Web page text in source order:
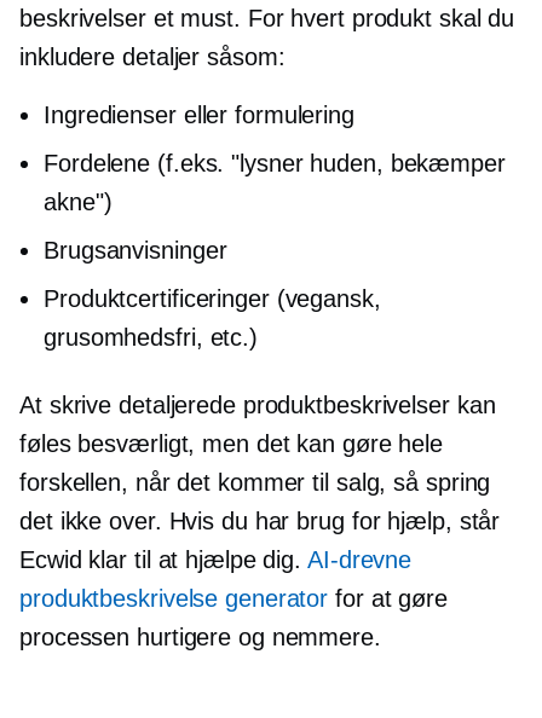
beskrivelser et must. For hvert produkt skal du
inkludere detaljer såsom:
Ingredienser eller formulering
Fordelene (f.eks. "lysner huden, bekæmper
akne")
Brugsanvisninger
Produktcertificeringer (vegansk,
grusomhedsfri, etc.)
At skrive detaljerede produktbeskrivelser kan
føles besværligt, men det kan gøre hele
forskellen, når det kommer til salg, så spring
det ikke over. Hvis du har brug for hjælp, står
Ecwid klar til at hjælpe dig. AI-drevne
produktbeskrivelse generator for at gøre
processen hurtigere og nemmere.